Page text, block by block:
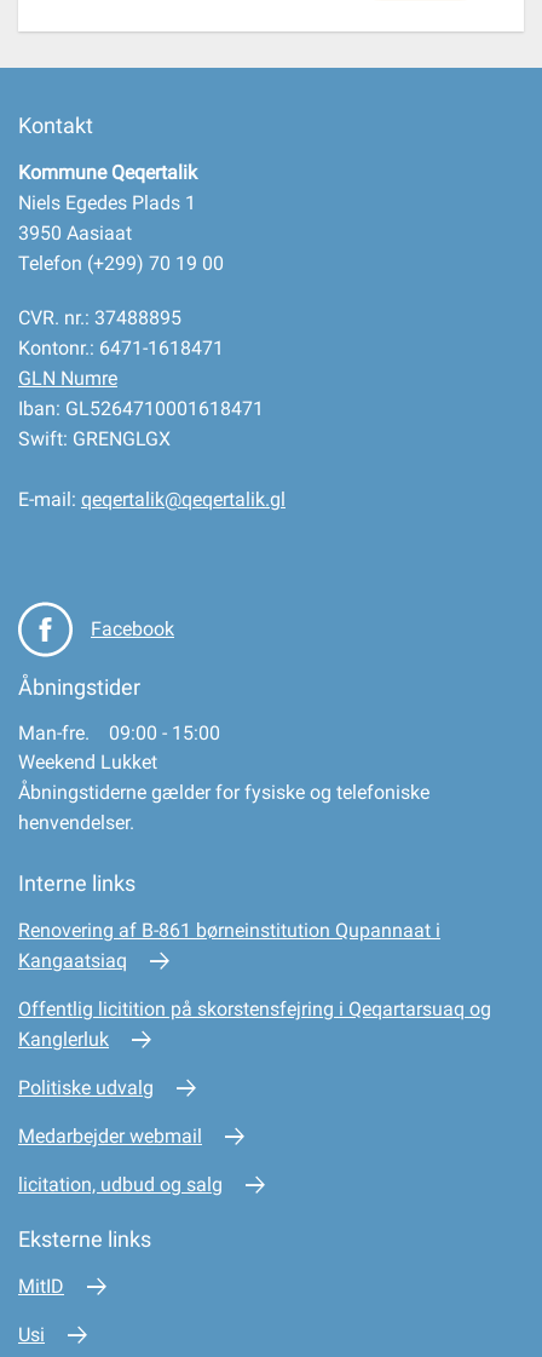
Kontakt
Kommune Qeqertalik
Niels Egedes Plads 1
3950 Aasiaat
Telefon (+299) 70 19 00
CVR. nr.: 37488895
Kontonr.: 6471-1618471
GLN Numre
Iban: GL5264710001618471
Swift: GRENGLGX
E-mail: qeqertalik@qeqertalik.gl
Facebook
Åbningstider
Man-fre. 09:00 - 15:00
Weekend Lukket
Åbningstiderne gælder for fysiske og telefoniske
henvendelser.
Interne links
Renovering af B-861 børneinstitution Qupannaat i
Kangaatsiaq
Offentlig licitition på skorstensfejring i Qeqartarsuaq og
Kanglerluk
Politiske udvalg
Medarbejder webmail
licitation, udbud og salg
Eksterne links
MitID
Usi